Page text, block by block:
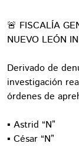
🚨 FISCALÍA
NUEVO LEÓN
Derivado de
investigación
órdenes de
▪️ Astrid “N”
▪️ César “N”